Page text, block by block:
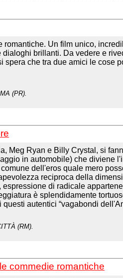
romantiche. Un film unico,
brillanti. Da vedere e
spera che tra due amici le cose
(PR).
Meg Ryan e Billy Crystal, si
in automobile) che diviene
dell'eros quale mero
reciproca della
di radicale
è splendidamente
autentici “vagabondi
(RM).
commedie romantiche